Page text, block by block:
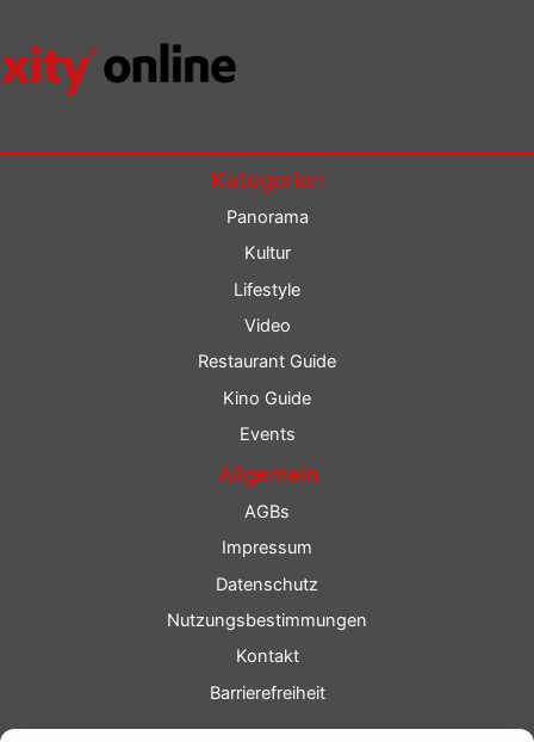
Kategorien
Panorama
Kultur
Lifestyle
Video
Restaurant Guide
Kino Guide
Events
Allgemein
AGBs
Impressum
Datenschutz
Nutzungsbestimmungen
Kontakt
Barrierefreiheit